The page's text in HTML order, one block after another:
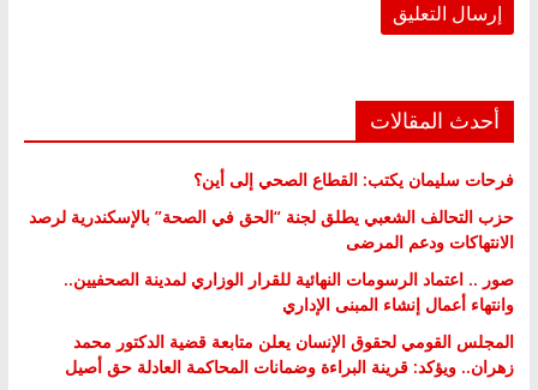
أحدث المقالات
فرحات سليمان يكتب: القطاع الصحي إلى أين؟
حزب التحالف الشعبي يطلق لجنة “الحق في الصحة” بالإسكندرية لرصد
الانتهاكات ودعم المرضى
صور .. اعتماد الرسومات النهائية للقرار الوزاري لمدينة الصحفيين..
وانتهاء أعمال إنشاء المبنى الإداري
المجلس القومي لحقوق الإنسان يعلن متابعة قضية الدكتور محمد
زهران.. ويؤكد: قرينة البراءة وضمانات المحاكمة العادلة حق أصيل